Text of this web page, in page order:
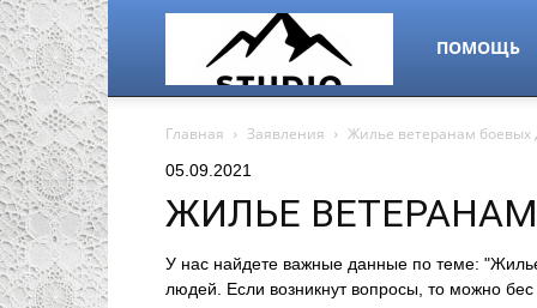
alps-
studio.ru
ПОМОЩЬ
Главная Заявления Жилье ветеранам боевых
05.09.2021
ЖИЛЬЕ
У нас найдете важные данные по теме:
людей. Если возникнут вопросы, то можно бес